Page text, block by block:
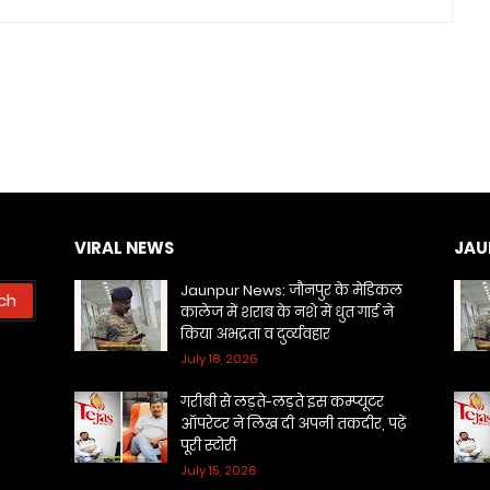
VIRAL NEWS
Jaunpur News: जौनपुर के मेडिकल
कालेज में शराब के नशे में धुत गार्ड ने
किया अभद्रता व दुर्व्यवहार
July 18, 2026
गरीबी से लड़ते-लड़ते इस कम्प्यूटर
ऑपरेटर ने लिख दी अपनी तकदीर, पढ़ें
पूरी स्टोरी
July 15, 2026